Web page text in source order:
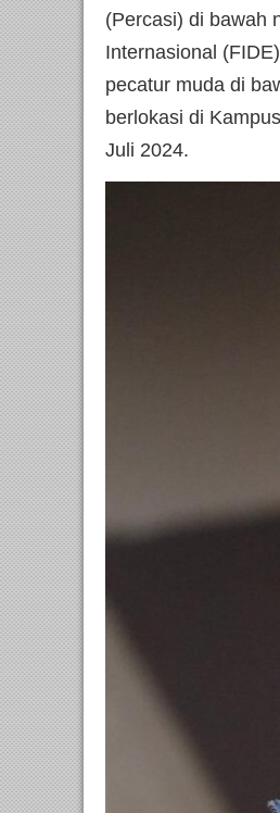
(Percasi) di bawah
Internasional
pecatur muda di
berlokasi di
Juli 2024.